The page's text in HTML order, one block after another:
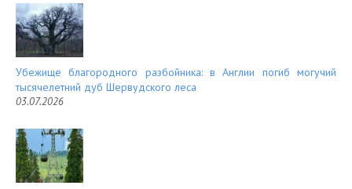
Убежище благородного разбойника: в Англии погиб могучий
тысячелетний дуб Шервудского леса
03.07.2026